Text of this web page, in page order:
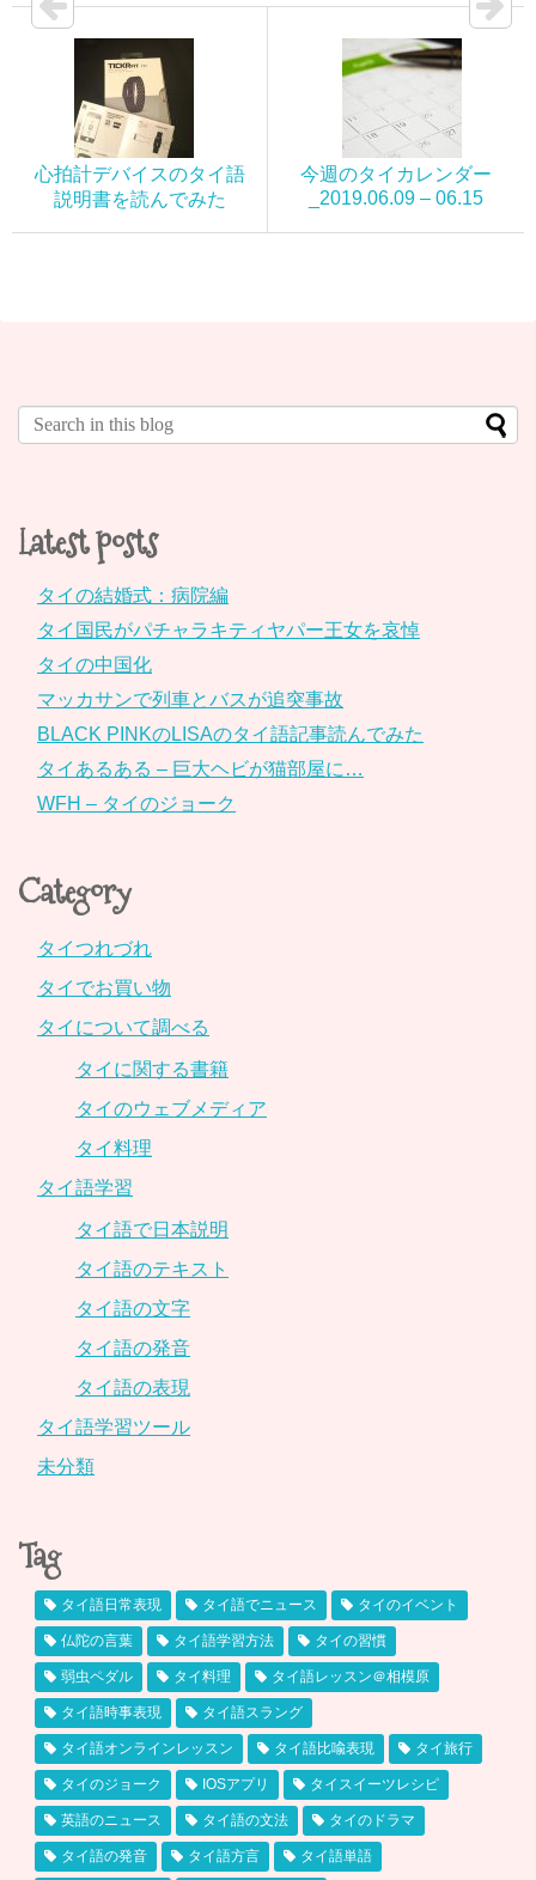
心拍計デバイスのタイ語
説明書を読んでみた
今週のタイカレンダー
_2019.06.09 – 06.15
Latest posts
タイの結婚式：病院編
タイ国民がパチャラキティヤパー王女を哀悼
タイの中国化
マッカサンで列車とバスが追突事故
BLACK PINKのLISAのタイ語記事読んでみた
タイあるある – 巨大ヘビが猫部屋に…
WFH – タイのジョーク
Category
タイつれづれ
タイでお買い物
タイについて調べる
タイに関する書籍
タイのウェブメディア
タイ料理
タイ語学習
タイ語で日本説明
タイ語のテキスト
タイ語の文字
タイ語の発音
タイ語の表現
タイ語学習ツール
未分類
Tag
タイ語日常表現 タイ語でニュース タイのイベント
仏陀の言葉 タイ語学習方法 タイの習慣
弱虫ペダル タイ料理 タイ語レッスン＠相模原
タイ語時事表現 タイ語スラング
タイ語オンラインレッスン タイ語比喩表現 タイ旅行
タイのジョーク IOSアプリ タイスイーツレシピ
英語のニュース タイ語の文法 タイのドラマ
タイ語の発音 タイ語方言 タイ語単語